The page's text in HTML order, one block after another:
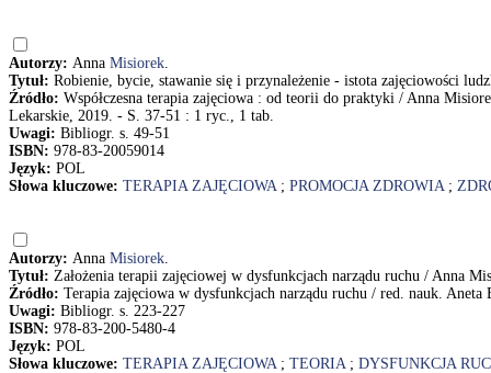
Autorzy: Anna Misiorek.
Tytuł: Robienie, bycie, stawanie się i przynależenie - istota zajęciowości
Źródło: Współczesna terapia zajęciowa : od teorii do praktyki / Anna
Lekarskie, 2019. - S. 37-51 : 1 ryc., 1 tab.
Uwagi: Bibliogr. s. 49-51
ISBN: 978-83-20059014
Język: POL
Słowa kluczowe: TERAPIA ZAJĘCIOWA; PROMOCJA ZDROWIA;
Autorzy: Anna Misiorek.
Tytuł: Założenia terapii zajęciowej w dysfunkcjach narządu ruchu / Anna
Źródło: Terapia zajęciowa w dysfunkcjach narządu ruchu / red. nauk.
Uwagi: Bibliogr. s. 223-227
ISBN: 978-83-200-5480-4
Język: POL
Słowa kluczowe: TERAPIA ZAJĘCIOWA; TEORIA; DYSFUNKCJA